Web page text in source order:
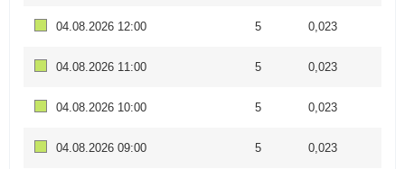
04.08.2026 12:00 5 0,023
04.08.2026 11:00 5 0,023
04.08.2026 10:00 5 0,023
04.08.2026 09:00 5 0,023